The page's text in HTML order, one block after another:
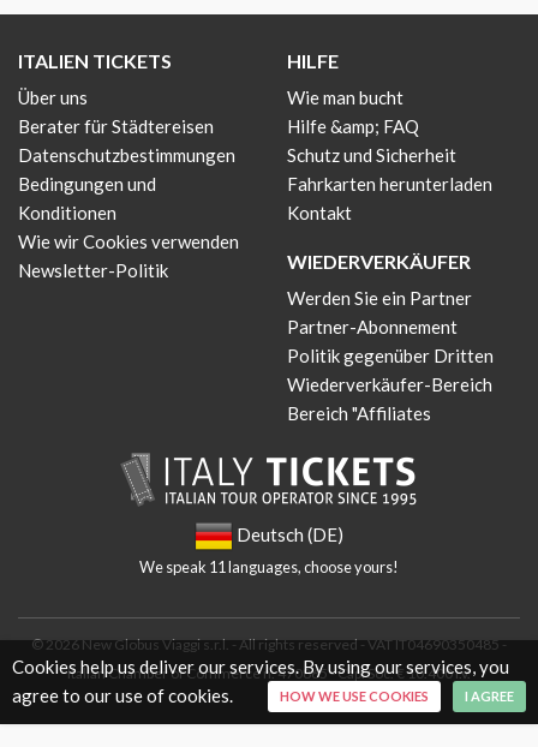
ITALIEN TICKETS
Über uns
Berater für Städtereisen
Datenschutzbestimmungen
Bedingungen und
Konditionen
Wie wir Cookies verwenden
Newsletter-Politik
HILFE
Wie man bucht
Hilfe &amp; FAQ
Schutz und Sicherheit
Fahrkarten herunterladen
Kontakt
WIEDERVERKÄUFER
Werden Sie ein Partner
Partner-Abonnement
Politik gegenüber Dritten
Wiederverkäufer-Bereich
Bereich "Affiliates
Cookies help us deliver our services. By using our services, you
agree to our use of cookies.
I AGREE
HOW WE USE COOKIES
Deutsch (DE)
We speak 11 languages, choose yours!
© 2026 New Globus Viaggi s.r.l. - All rights reserved - VAT IT04690350485 -
Italian Chamber of Commerce n. 470865 - Cap. Soc. € 10.400 i.v.